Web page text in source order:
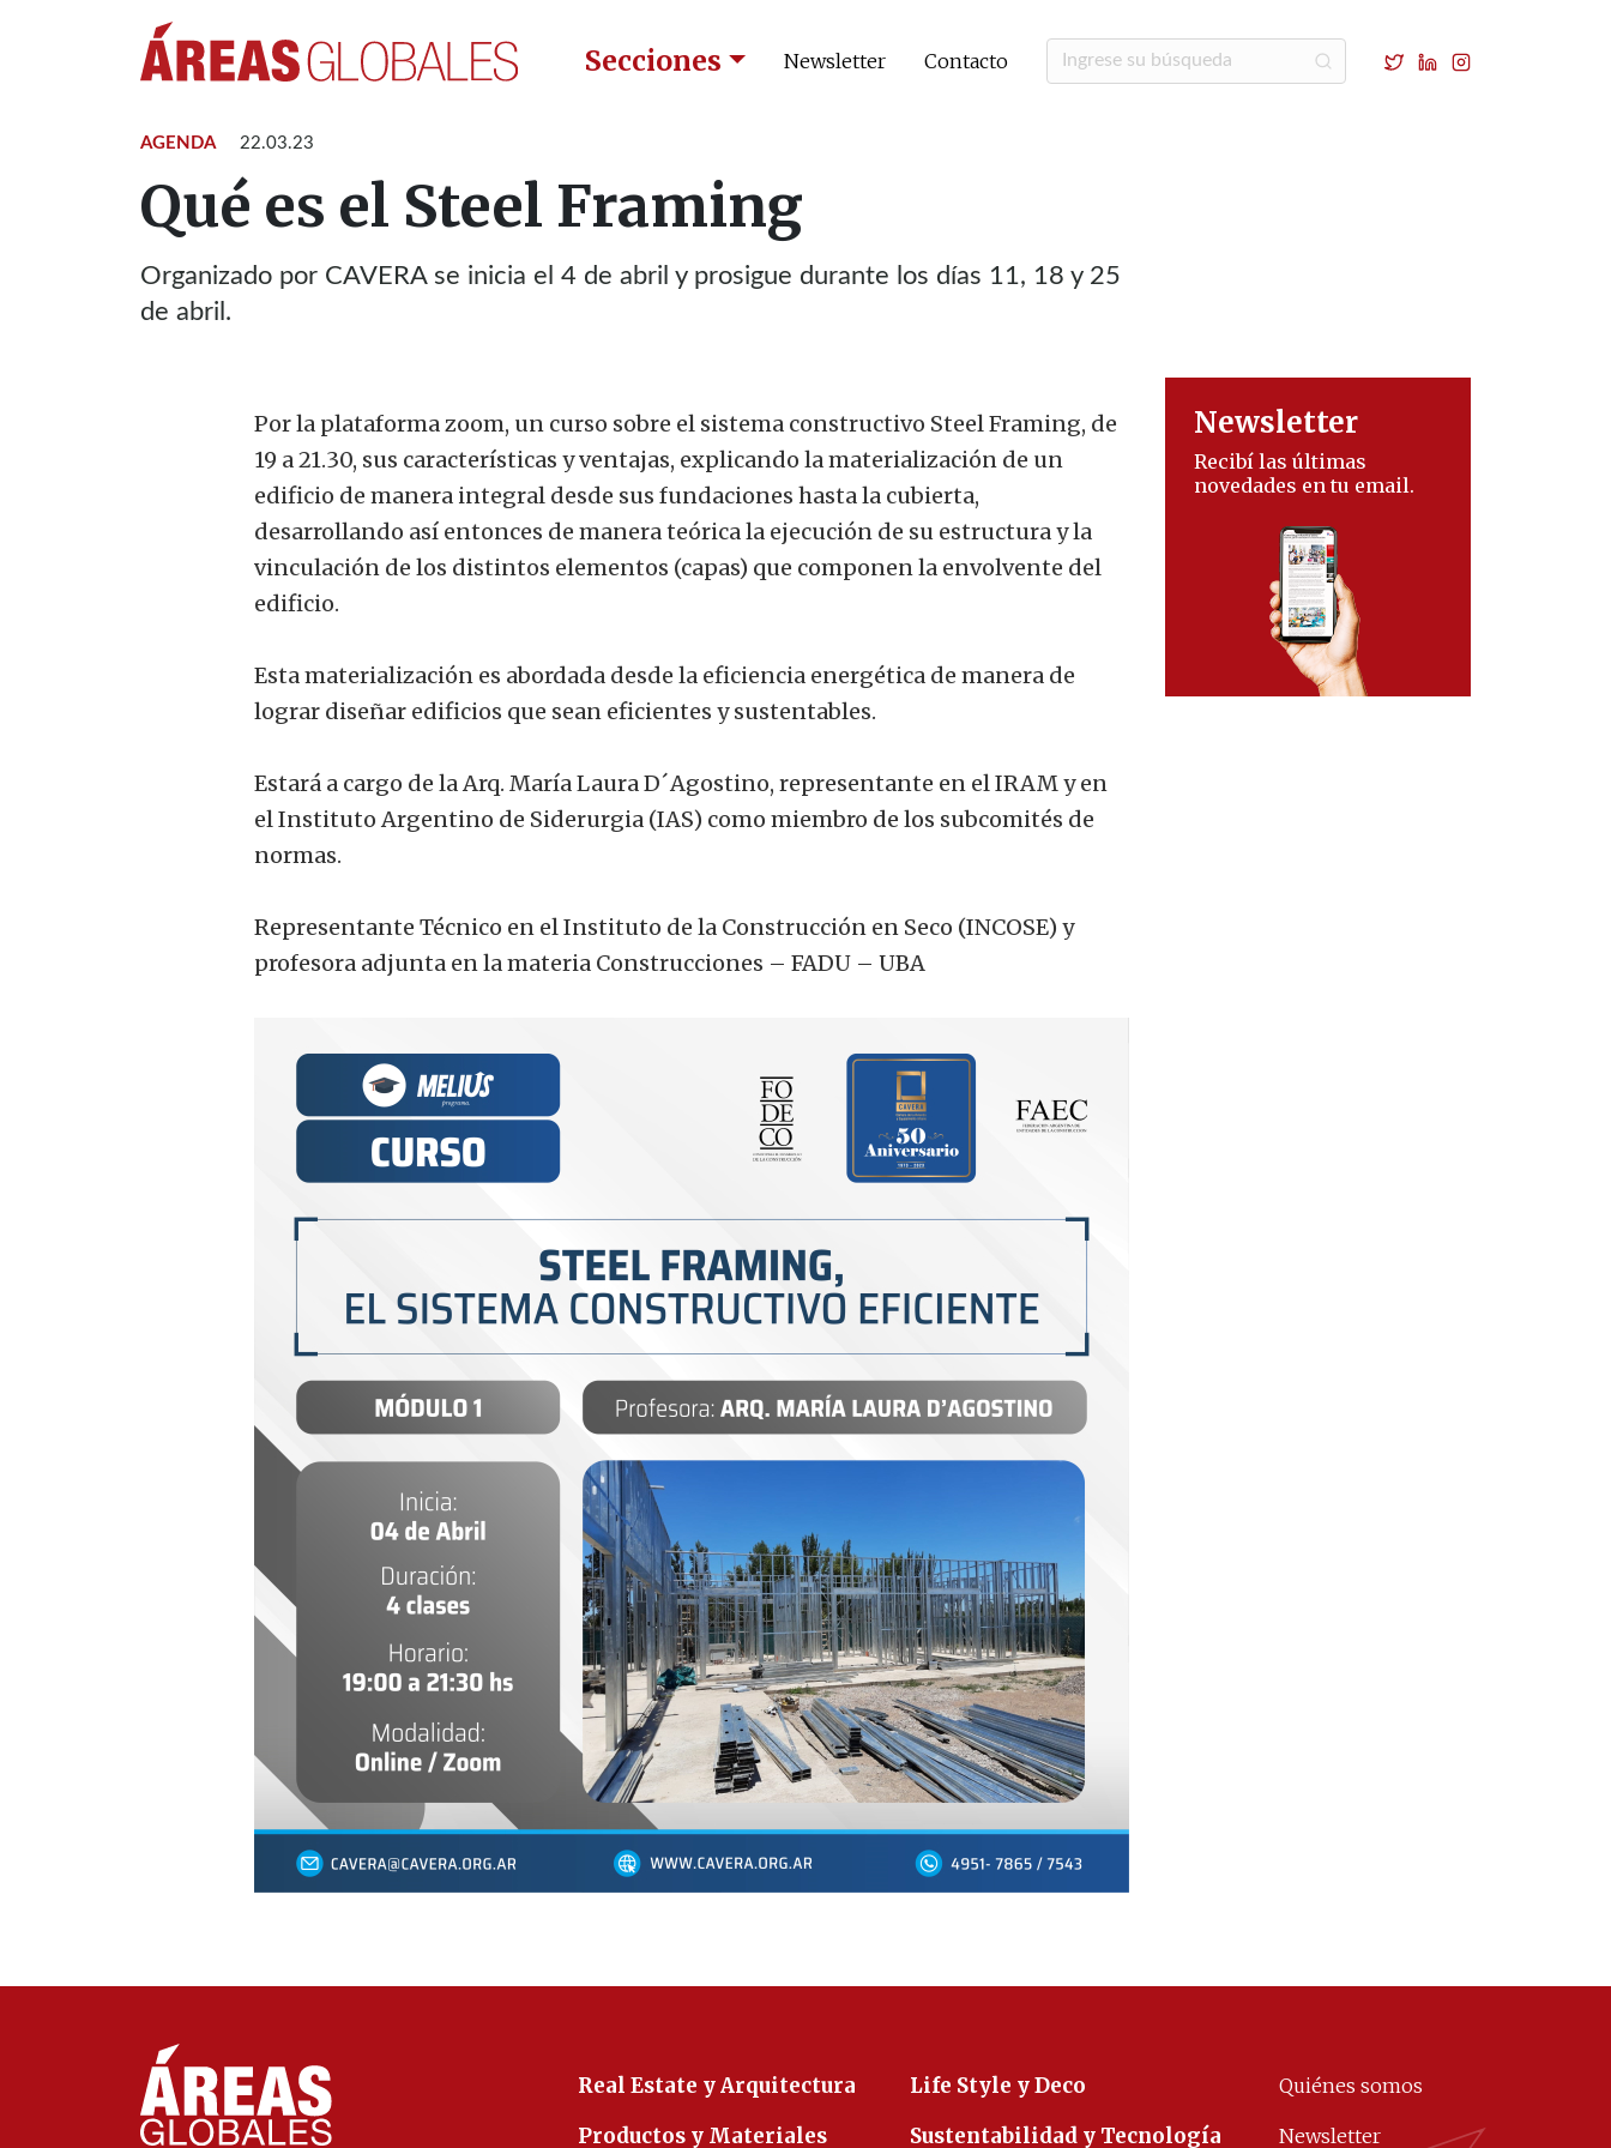
Secciones Newsletter Contacto
AGENDA 22.03.23
Qué es el Steel Framing
Organizado por CAVERA se inicia el 4 de abril y prosigue durante los días 11, 18 y 25
de abril.
Por la plataforma zoom, un curso sobre el sistema constructivo Steel Framing, de
19 a 21.30, sus características y ventajas, explicando la materialización de un
edificio de manera integral desde sus fundaciones hasta la cubierta,
desarrollando así entonces de manera teórica la ejecución de su estructura y la
vinculación de los distintos elementos (capas) que componen la envolvente del
edificio.
Esta materialización es abordada desde la eficiencia energética de manera de
lograr diseñar edificios que sean eficientes y sustentables.
Estará a cargo de la Arq. María Laura D´Agostino, representante en el IRAM y en
el Instituto Argentino de Siderurgia (IAS) como miembro de los subcomités de
normas.
Representante Técnico en el Instituto de la Construcción en Seco (INCOSE) y
profesora adjunta en la materia Construcciones – FADU – UBA
Newsletter
Recibí las últimas
novedades en tu email.
Real Estate y Arquitectura
Productos y Materiales
Life Style y Deco
Sustentabilidad y Tecnología
Quiénes somos
Newsletter